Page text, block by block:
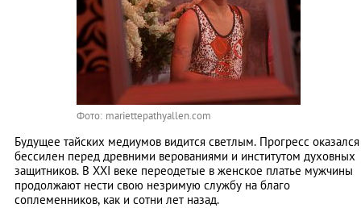
Фото: mariettepathyallen.com
Будущее тайских медиумов видится светлым. Прогресс оказался
бессилен перед древними верованиями и институтом духовных
защитников. В XXI веке переодетые в женское платье мужчины
продолжают нести свою незримую службу на благо
соплеменников, как и сотни лет назад.